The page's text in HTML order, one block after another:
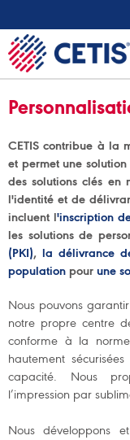
CETIS contribue à la
et permet une solution
des solutions clés en
l'identité et de
incluent l'inscription
les solutions de
(PKI), la délivrance
population pour une
Nous pouvons
notre propre centre
conforme à la
hautement
capacité. Nous
l’impression par
Nous développons